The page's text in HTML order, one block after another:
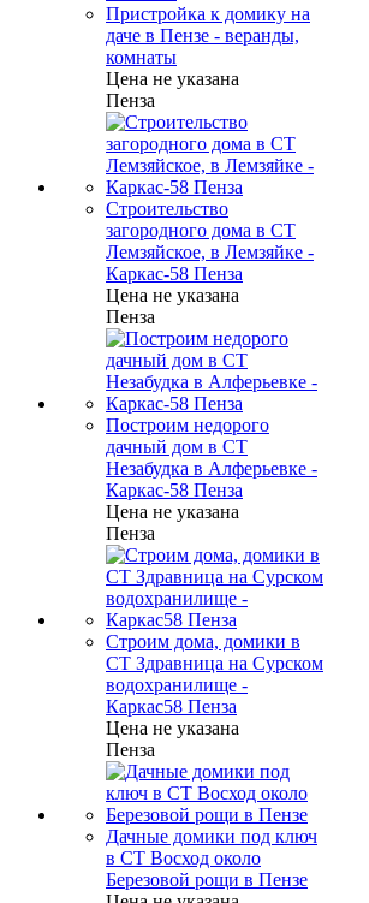
Пристройка к домику на
даче в Пензе - веранды,
комнаты
Цена не указана
Пенза
Строительство
загородного дома в СТ
Лемзяйское, в Лемзяйке -
Каркас-58 Пенза
Цена не указана
Пенза
Построим недорого
дачный дом в СТ
Незабудка в Алферьевке -
Каркас-58 Пенза
Цена не указана
Пенза
Строим дома, домики в
СТ Здравница на Сурском
водохранилище -
Каркас58 Пенза
Цена не указана
Пенза
Дачные домики под ключ
в СТ Восход около
Березовой рощи в Пензе